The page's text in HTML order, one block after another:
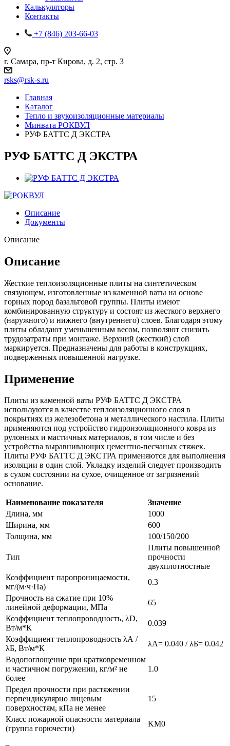
Калькуляторы
Контакты
+7 (846) 203-66-03
г. Самара, пр-т Кирова, д. 2, стр. 3
rsks@rsk-s.ru
Главная
Каталог
Тепло и звукоизоляционные материалы
Минвата РОКВУЛ
РУФ БАТТС Д ЭКСТРА
РУФ БАТТС Д ЭКСТРА
Описание
Документы
Описание
Описание
Жесткие теплоизоляционные плиты на синтетическом
связующем, изготовленные из каменной ваты на основе
горных пород базальтовой группы. Плиты имеют
комбинированную структуру и состоят из жесткого верхнего
(наружного) и нижнего (внутреннего) слоев. Благодаря этому
плиты обладают уменьшенным весом, позволяют снизить
трудозатраты при монтаже. Верхний (жесткий) слой
маркируется. Предназначены для работы в конструкциях,
подверженных повышенной нагрузке.
Применение
Плиты из каменной ваты РУФ БАТТС Д ЭКСТРА
используются в качестве теплоизоляционного слоя в
покрытиях из железобетона и металлического настила. Плиты
применяются под устройство гидроизоляционного ковра из
рулонных и мастичных материалов, в том числе и без
устройства выравнивающих цементно-песчаных стяжек.
Плиты РУФ БАТТС Д ЭКСТРА применяются для выполнения
изоляции в один слой. Укладку изделий следует производить
в сухом состоянии на сухое, очищенное от загрязнений
основание.
Наименование показателя
Значение
Длина, мм
1000
Ширина, мм
600
Толщина, мм
100/150/200
Тип
Плиты повышенной
прочности
двухплотностные
Коэффициент паропроницаемости,
мг/(м·ч·Па)
0.3
Прочность на сжатие при 10%
линейной деформации, МПа
65
Коэффициент теплопроводность, λD,
Вт/м*К
0.039
Коэффициент теплопроводность λА /
λБ, Вт/м*К
λА= 0.040 / λБ= 0.042
Водопоглощение при кратковременном
и частичном погружении, кг/м² не
более
1.0
Предел прочности при растяжении
перпендикулярно лицевым
поверхностям, кПа не менее
15
Класс пожарной опасности материала
(группа горючести)
KM0